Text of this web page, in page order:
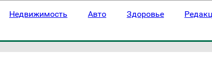
Недвижимость Авто Здоровье